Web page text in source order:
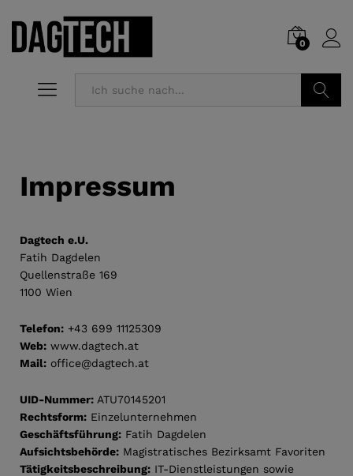
0
Impressum
Dagtech e.U.
Fatih Dagdelen
Quellenstraße 169
1100 Wien
Telefon: +43 699 11125309
Web: www.dagtech.at
Mail: office@dagtech.at
UID-Nummer: ATU70145201
Rechtsform: Einzelunternehmen
Geschäftsführung: Fatih Dagdelen
Aufsichtsbehörde: Magistratisches Bezirksamt Favoriten
Tätigkeitsbeschreibung: IT-Dienstleistungen sowie